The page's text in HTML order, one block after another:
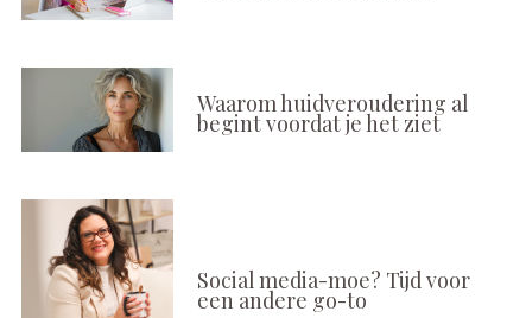
Waarom huidveroudering al
begint voordat je het ziet
Social media-moe? Tijd voor
een andere go-to